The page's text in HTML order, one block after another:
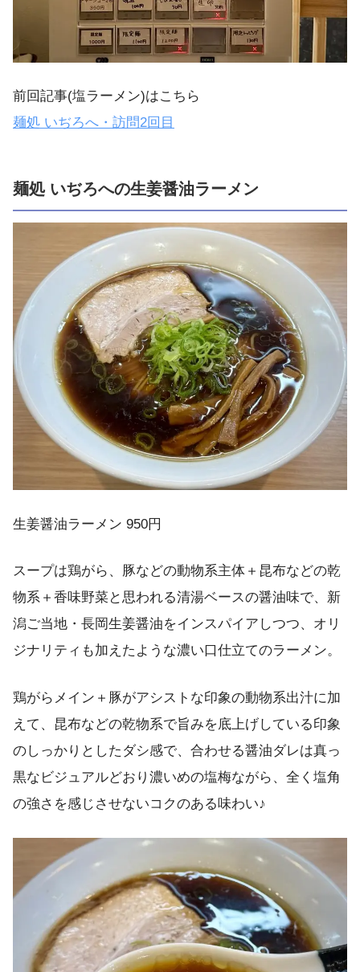
前回記事(塩ラーメン)はこちら
麺処 いぢろへ・訪問2回目
麺処 いぢろへの生姜醤油ラーメン
生姜醤油ラーメン 950円
スープは鶏がら、豚などの動物系主体＋昆布などの乾
物系＋香味野菜と思われる清湯ベースの醤油味で、新
潟ご当地・長岡生姜醤油をインスパイアしつつ、オリ
ジナリティも加えたような濃い口仕立てのラーメン。
鶏がらメイン＋豚がアシストな印象の動物系出汁に加
えて、昆布などの乾物系で旨みを底上げしている印象
のしっかりとしたダシ感で、合わせる醤油ダレは真っ
黒なビジュアルどおり濃いめの塩梅ながら、全く塩角
の強さを感じさせないコクのある味わい♪